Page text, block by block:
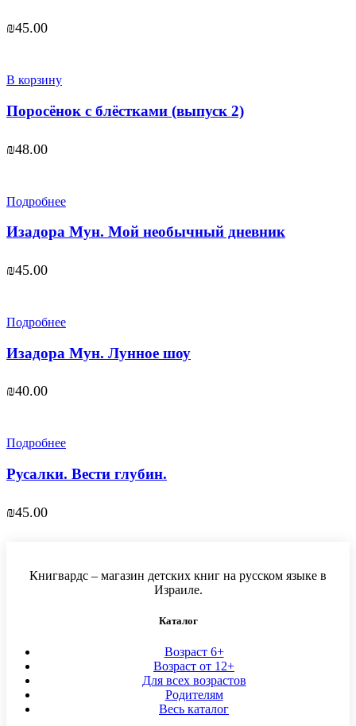
₪45.00
В корзину
Поросёнок с блёстками (выпуск 2)
₪48.00
Подробнее
Изадора Мун. Мой необычный дневник
₪45.00
Подробнее
Изадора Мун. Лунное шоу
₪40.00
Подробнее
Русалки. Вести глубин.
₪45.00
Книгвардс – магазин детских книг на русском языке в
Израиле.
Каталог
Возраст 6+
Возраст от 12+
Для всех возрастов
Родителям
Весь каталог